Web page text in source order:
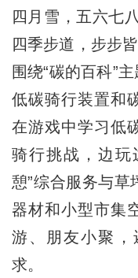
四月雪，五六七
四季步道，步步
围绕“碳的百科”
低碳骑行装置和
在游戏中学习低
骑行挑战，边玩
憩”综合服务与草
器材和小型市集
游、朋友小聚，
求。